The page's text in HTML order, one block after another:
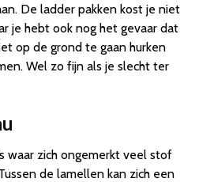
De ladder pakken kost je niet
je hebt ook nog het gevaar dat
op de grond te gaan hurken
Wel zo fijn als je slecht ter
waar zich ongemerkt veel stof
de lamellen kan zich een